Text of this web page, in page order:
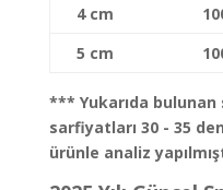
4 cm
5 cm
*** Yukarıda
sarfiyatları 30 - 35
ürünle analiz